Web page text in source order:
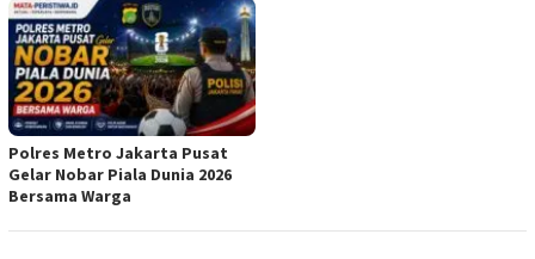
Polres Metro Jakarta Pusat
Gelar Nobar Piala Dunia 2026
Bersama Warga